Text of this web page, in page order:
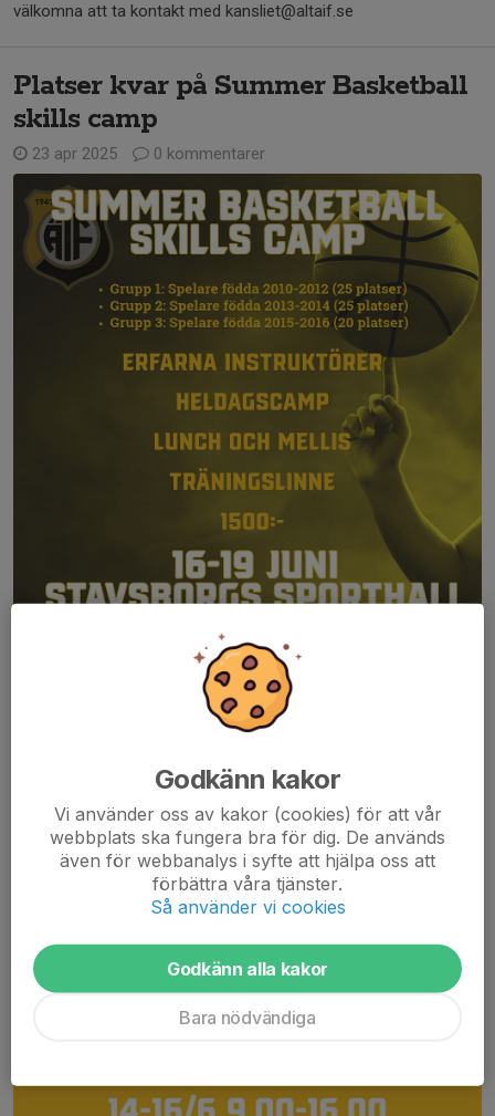
välkomna att ta kontakt med kansliet@altaif.se
Platser kvar på Summer Basketball
skills camp
23 apr 2025 0 kommentarer
Det finns några platser kvar till Summer Basketball skills camp
grupp 2 för spelare födda 2013-2014!
Säkra din plats genom att anmäla dig här och nu.
Älta IF Basket Summer Camp
14 mar 2023 0 kommentarer
Godkänn kakor
Vi använder oss av kakor (cookies) för att vår
webbplats ska fungera bra för dig. De används
även för webbanalys i syfte att hjälpa oss att
förbättra våra tjänster.
Så använder vi cookies
Godkänn alla kakor
Bara nödvändiga